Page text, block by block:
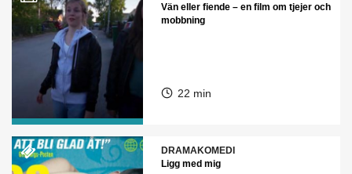
Vän eller fiende – en film om tjejer och
mobbning
22 min
DRAMAKOMEDI
Ligg med mig